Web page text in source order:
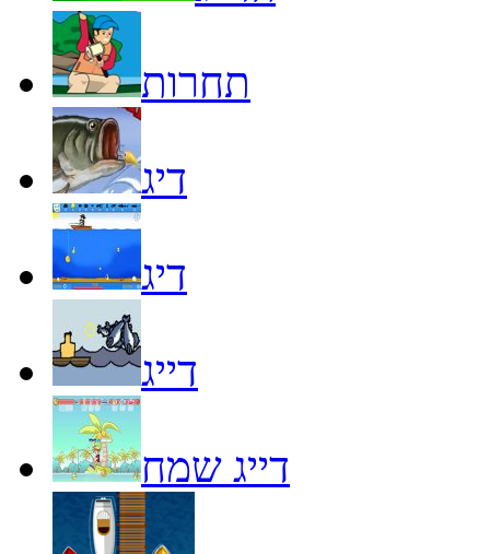
תחרות
דיג
דיג
דייג
דייג שמח